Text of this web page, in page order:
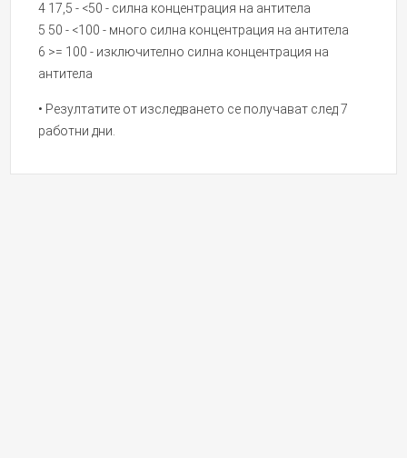
4 17,5 - <50 - силна концентрация на антитела
5 50 - <100 - много силна концентрация на антитела
6 >= 100 - изключително силна концентрация на
антитела
• Резултатите от изследването се получават след 7
работни дни.